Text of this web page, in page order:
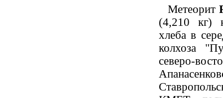
Метеорит
(4,210 кг)
хлеба в
колхоза
северо-